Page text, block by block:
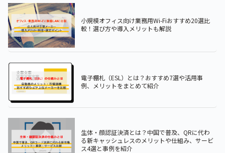
小規模オフィス向け業務用Wi-Fiおすすめ20選比
較！選び方や導入メリットも解説
電子棚札（ESL）とは？おすすめ7選や活用事
例、メリットをまとめて紹介
生体・顔認証決済とは？中国で普及、QRに代わ
る新キャッシュレスのメリットや仕組み、サービ
ス4選と事例を紹介